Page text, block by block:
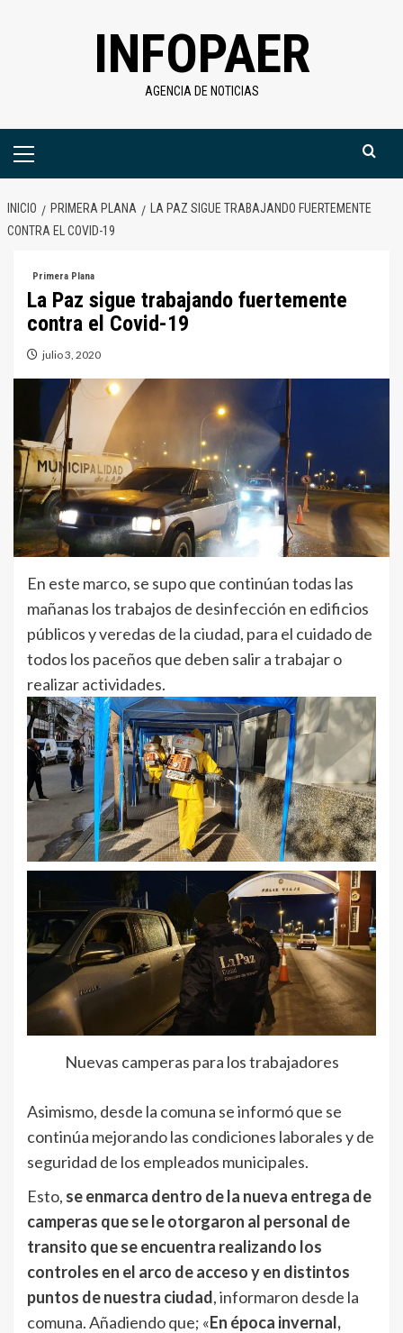
INFOPAER
AGENCIA DE NOTICIAS
Menú
INICIO PRIMERA PLANA
LA PAZ SIGUE TRABAJANDO FUERTEMENTE
CONTRA EL COVID-19
Primera Plana
La Paz sigue trabajando fuertemente
contra el Covid-19
julio 3, 2020
En este marco, se supo que continúan todas las
mañanas los trabajos de desinfección en edificios
públicos y veredas de la ciudad, para el cuidado de
todos los paceños que deben salir a trabajar o
realizar actividades.
Nuevas camperas para los trabajadores
Asimismo, desde la comuna se informó que se
continúa mejorando las condiciones laborales y de
seguridad de los empleados municipales.
Esto, se enmarca dentro de la nueva entrega de
camperas que se le otorgaron al personal de
transito que se encuentra realizando los
controles en el arco de acceso y en distintos
puntos de nuestra ciudad, informaron desde la
comuna. Añadiendo que; «En época invernal,